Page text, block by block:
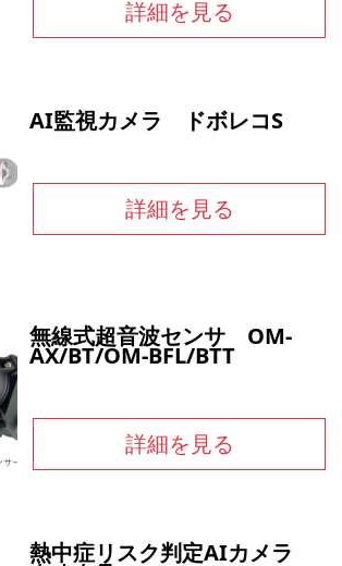
詳細を見る
AI監視カメラ ドボレコS
詳細を見る
無線式超音波センサ OM-
AX/BT/OM-BFL/BTT
詳細を見る
熱中症リスク判定AIカメラ